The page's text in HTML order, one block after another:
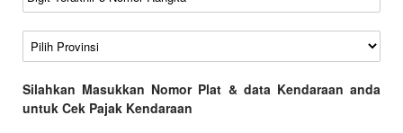
Wilayah
Silahkan Masukkan Nomor Plat & data Kendaraan anda
untuk Cek Pajak Kendaraan